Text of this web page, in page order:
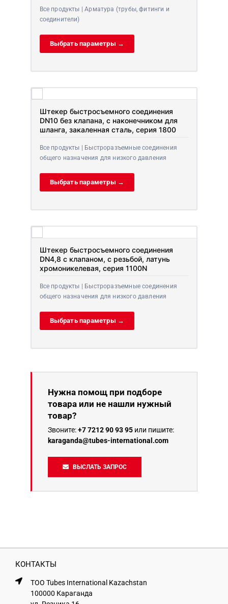
Все продукты | Арматура (трубы, фитинги и
соединители)
Выбрать параметры →
Штекер быстросъемного соединения
DN10 без клапана, с наконечником для
шланга, закаленная сталь, серия 1800
Все продукты | Быстроразъемные соединения
общего назначения для низкого давления
Выбрать параметры →
Штекер быстросъемного соединения
DN4,8 с клапаном, с резьбой, латунь
хромоникелевая, серия 1100N
Все продукты | Быстроразъемные соединения
общего назначения для низкого давления
Выбрать параметры →
Нужна помощ при подборе
товара или не нашли нужный
товар?
Звоните:+7 7212 90 93 95 или пишите:
karaganda@tubes-international.com
ВЫСЛАТЬ ЗАПРОС
КОНТАКТЫ
ТОО Tubes International Kazachstan
100000 Караганда